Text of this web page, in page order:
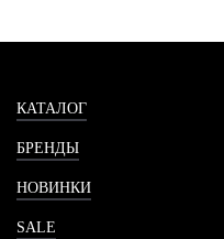
КАТАЛОГ
БРЕНДЫ
НОВИНКИ
SALE